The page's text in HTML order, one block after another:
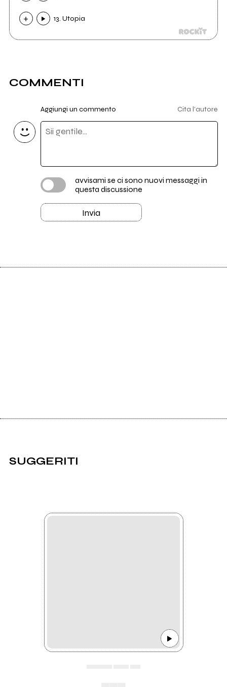
13. Utopia
COMMENTI
Aggiungi un commento Cita l'autore
avvisami se ci sono nuovi messaggi in
questa discussione
Invia
SUGGERITI